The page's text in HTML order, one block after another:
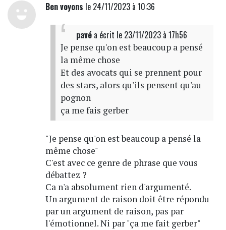
Ben voyons le 24/11/2023 à 10:36
pavéa écrit le 23/11/2023 à 17h56
Je pense qu'on est beaucoup a pensé
la même chose
Et des avocats qui se prennent pour
des stars, alors qu'ils pensent qu'au
pognon
ça me fais gerber
"Je pense qu'on est beaucoup a pensé la
même chose"
C'est avec ce genre de phrase que vous
débattez ?
Ca n'a absolument rien d'argumenté.
Un argument de raison doit être répondu
par un argument de raison, pas par
l'émotionnel. Ni par "ça me fait gerber"